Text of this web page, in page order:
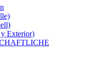
Exterior)